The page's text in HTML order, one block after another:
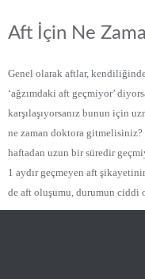
Aft İçin Ne
Genel olarak aftlar,
‘ağzımdaki aft geçmiyor’
karşılaşıyorsanız bunun için
ne zaman doktora gitmelisiniz?
haftadan uzun bir süredir
1 aydır geçmeyen aft
de aft oluşumu, durumun ciddi